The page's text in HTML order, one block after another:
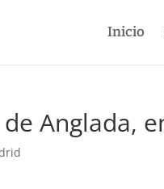
Inicio
Anglada,